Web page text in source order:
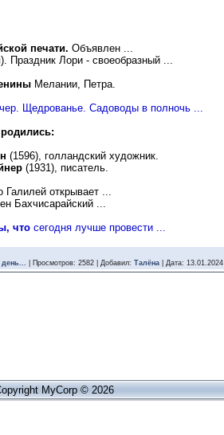
печати. Объявлен ...
Праздник Лори - своеобразный ...
Мелании, Петра.
Щедрованье. Садоводы в полночь ...
(1596), голландский художник.
(1931), писатель.
Галилей открывает ...
Бахчисарайский ...
что сегодня лучше провести ...
Просмотров: 2582 Добавил: Талёна Дата: 13.01.2024
MyCorp © 2026